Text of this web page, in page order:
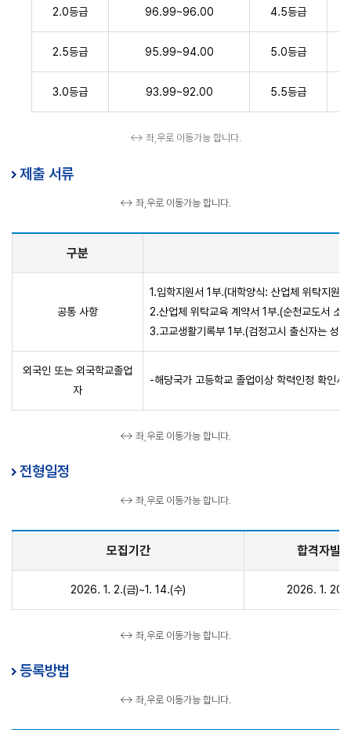
2.0등급 96.99~96.00 4.5등급
2.5등급 95.99~94.00 5.0등급
3.0등급 93.99~92.00 5.5등급
↔ 좌,우로 이동가능 합니다.
제출 서류
↔ 좌,우로 이동가능 합니다.
구분
공통 사항
1.입학지원서 1부.(대학양식: 산업체 위탁지원
2.산업체 위탁교육 계약서 1부.(순천교도서 소
3.고교생활기록부 1부.(검정고시 출신자는 성
외국인 또는 외국학교졸업
자
-해당국가 고등학교 졸업이상 학력인정 확인서
↔ 좌,우로 이동가능 합니다.
전형일정
↔ 좌,우로 이동가능 합니다.
모집기간 합격자발표
2026. 1. 2.(금)~1. 14.(수) 2026. 1. 20.(
↔ 좌,우로 이동가능 합니다.
등록방법
↔ 좌,우로 이동가능 합니다.